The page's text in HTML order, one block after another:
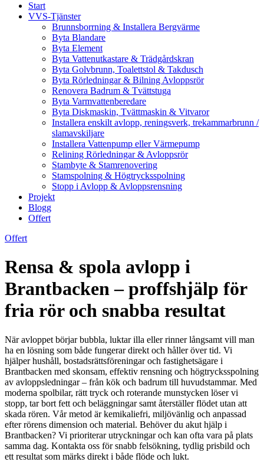
Start
VVS-Tjänster
Brunnsborrning & Installera Bergvärme
Byta Blandare
Byta Element
Byta Vattenutkastare & Trädgårdskran
Byta Golvbrunn, Toalettstol & Takdusch
Byta Rörledningar & Bilning Avloppsrör
Renovera Badrum & Tvättstuga
Byta Varmvattenberedare
Byta Diskmaskin, Tvättmaskin & Vitvaror
Installera enskilt avlopp, reningsverk, trekammarbrunn /
slamavskiljare
Installera Vattenpump eller Värmepump
Relining Rörledningar & Avloppsrör
Stambyte & Stamrenovering
Stamspolning & Högtrycksspolning
Stopp i Avlopp & Avloppsrensning
Projekt
Blogg
Offert
Offert
Rensa & spola avlopp i
Brantbacken – proffshjälp för
fria rör och snabba resultat
När avloppet börjar bubbla, luktar illa eller rinner långsamt vill man
ha en lösning som både fungerar direkt och håller över tid. Vi
hjälper hushåll, bostadsrättsföreningar och fastighetsägare i
Brantbacken med skonsam, effektiv rensning och högtrycksspolning
av avloppsledningar – från kök och badrum till huvudstammar. Med
moderna spolbilar, rätt tryck och roterande munstycken löser vi
stopp, tar bort fett och beläggningar samt återställer flödet utan att
skada rören. Vår metod är kemikaliefri, miljövänlig och anpassad
efter rörens dimension och material. Behöver du akut hjälp i
Brantbacken? Vi prioriterar utryckningar och kan ofta vara på plats
samma dag. Kontakta oss för snabb felsökning, tydlig prisbild och
ett resultat som märks direkt i både flöde och lukt.